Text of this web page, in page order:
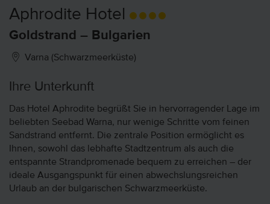
Aphrodite Hotel
Goldstrand – Bulgarien
Varna (Schwarzmeerküste)
Ihre Unterkunft
Das Hotel Aphrodite begrüßt Sie in hervorragender Lage im
beliebten Seebad Warna, nur wenige Schritte vom feinen
Sandstrand entfernt. Die zentrale Position ermöglicht es
Ihnen, sowohl das lebhafte Stadtzentrum als auch die
entspannte Strandpromenade bequem zu erreichen – der
ideale Ausgangspunkt für einen abwechslungsreichen
Urlaub an der bulgarischen Schwarzmeerküste.